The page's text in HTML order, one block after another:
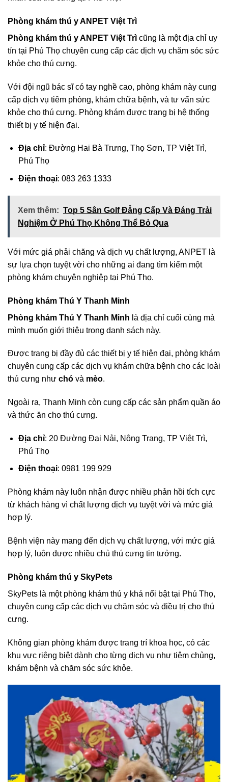
Phòng khám thú y ANPET Việt Trì
Phòng khám thú y ANPET Việt Trì cũng là một địa chỉ uy
tín tại Phú Thọ chuyên cung cấp các dịch vụ chăm sóc sức
khỏe cho thú cưng.
Với đội ngũ bác sĩ có tay nghề cao, phòng khám này cung
cấp dịch vụ tiêm phòng, khám chữa bệnh, và tư vấn sức
khỏe cho thú cưng. Phòng khám được trang bị hệ thống
thiết bị y tế hiện đại.
Địa chỉ: Đường Hai Bà Trưng, Thọ Sơn, TP Việt Trì,
Phú Thọ
Điện thoại: 083 263 1333
Xem thêm: Top 5 Sân Golf Đẳng Cấp Và Đáng Trải
Nghiệm Ở Phú Thọ Không Thể Bỏ Qua
Với mức giá phải chăng và dịch vụ chất lượng, ANPET là
sự lựa chọn tuyệt vời cho những ai đang tìm kiếm một
phòng khám chuyên nghiệp tại Phú Thọ.
Phòng khám Thú Y Thanh Minh
Phòng khám Thú Y Thanh Minh là địa chỉ cuối cùng mà
mình muốn giới thiệu trong danh sách này.
Được trang bị đầy đủ các thiết bị y tế hiện đại, phòng khám
chuyên cung cấp các dịch vụ khám chữa bệnh cho các loài
thú cưng như chó và mèo.
Ngoài ra, Thanh Minh còn cung cấp các sản phẩm quần áo
và thức ăn cho thú cưng.
Địa chỉ: 20 Đường Đại Nải, Nông Trang, TP Việt Trì,
Phú Thọ
Điện thoại: 0981 199 929
Phòng khám này luôn nhận được nhiều phản hồi tích cực
từ khách hàng vì chất lượng dịch vụ tuyệt vời và mức giá
hợp lý.
Bệnh viện này mang đến dịch vụ chất lượng, với mức giá
hợp lý, luôn được nhiều chủ thú cưng tin tưởng.
Phòng khám thú y SkyPets
SkyPets là một phòng khám thú y khá nổi bật tại Phú Thọ,
chuyên cung cấp các dịch vụ chăm sóc và điều trị cho thú
cưng.
Không gian phòng khám được trang trí khoa học, có các
khu vực riêng biệt dành cho từng dịch vụ như tiêm chủng,
khám bệnh và chăm sóc sức khỏe.